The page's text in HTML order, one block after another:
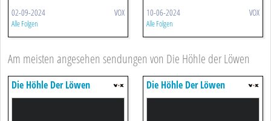
02-09-2024 VOX
Alle Folgen
10-06-2024 VOX
Alle Folgen
Am meisten angesehen sendungen von Die Höhle der Löwen
Die Höhle Der Löwen Die Höhle Der Löwen